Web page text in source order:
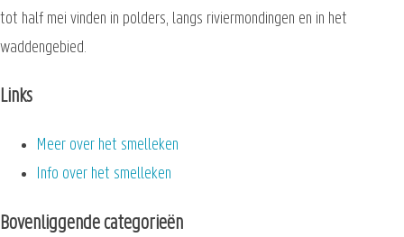
tot half mei vinden in polders, langs riviermondingen en in het
waddengebied.
Links
Meer over het smelleken
Info over het smelleken
Bovenliggende categorieën